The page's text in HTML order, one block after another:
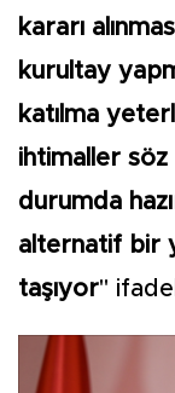
kararı
kurultay
katılma
ihtimaller
durumda
alternatif bir
taşıyor"